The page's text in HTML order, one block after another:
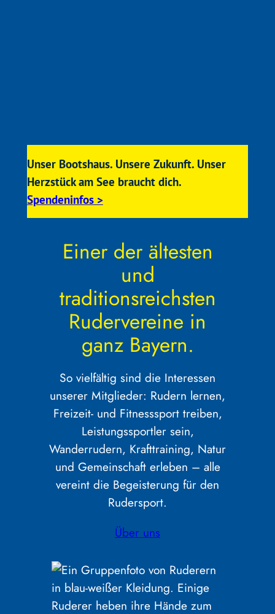
Unser Bootshaus. Unsere Zukunft. Unser
Herzstück am See braucht dich.
Spendeninfos >
Einer der ältesten
und
traditionsreichsten
Rudervereine in
ganz Bayern.
So vielfältig sind die Interessen
unserer Mitglieder: Rudern lernen,
Freizeit- und Fitnesssport treiben,
Leistungssportler sein,
Wanderrudern, Krafttraining, Natur
und Gemeinschaft erleben – alle
vereint die Begeisterung für den
Rudersport.
Über uns